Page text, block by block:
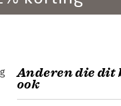
Anderen die dit
ook